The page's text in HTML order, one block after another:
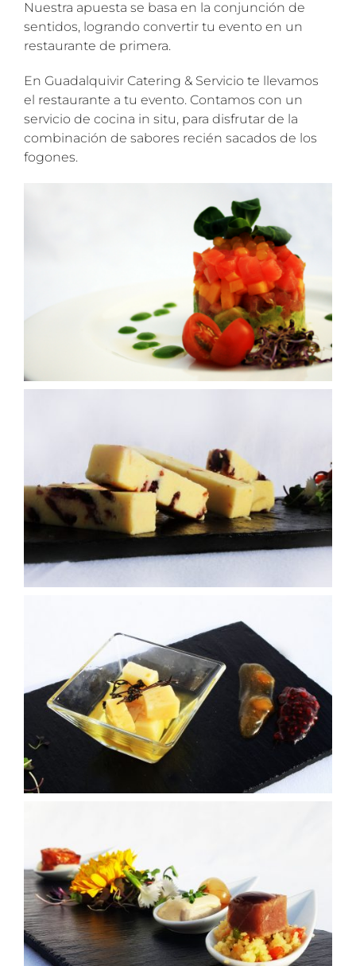
Nuestra apuesta se basa en la conjunción de
sentidos, logrando convertir tu evento en un
restaurante de primera.
En Guadalquivir Catering & Servicio te llevamos
el restaurante a tu evento. Contamos con un
servicio de cocina in situ, para disfrutar de la
combinación de sabores recién sacados de los
fogones.